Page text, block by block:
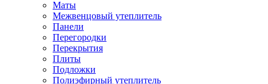
Маты
Межвенцовый утеплитель
Панели
Перегородки
Перекрытия
Плиты
Подложки
Полиэфирный утеплитель